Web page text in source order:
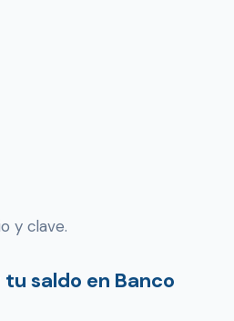
y clave.
saldo en Banco